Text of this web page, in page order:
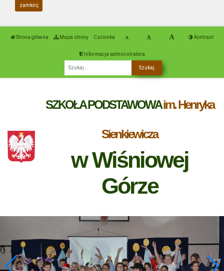
zamknij
Strona główna Mapa strony Czcionka Kontrast
Informacja administratora
SZKOŁA PODSTAWOWAim. Henryka
Sienkiewicza
w Wiśniowej
Górze